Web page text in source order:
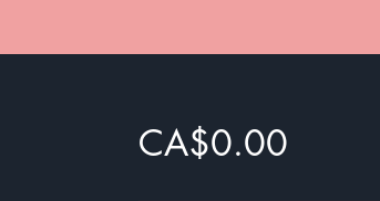
CA$0.00Price